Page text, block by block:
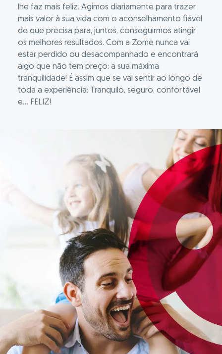
lhe faz mais feliz. Agimos diariamente para trazer
mais valor à sua vida com o aconselhamento fiável
de que precisa para, juntos, conseguirmos atingir
os melhores resultados. Com a Zome nunca vai
estar perdido ou desacompanhado e encontrará
algo que não tem preço: a sua máxima
tranquilidade! É assim que se vai sentir ao longo de
toda a experiência: Tranquilo, seguro, confortável
e... FELIZ!